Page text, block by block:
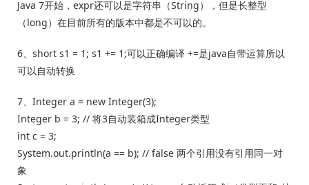
Java 7开始，expr还可以是字符串（String），但是长整型
（long）在目前所有的版本中都是不可以的。
6、short s1 = 1; s1 += 1;可以正确编译 +=是java自带运算所以
可以自动转换
7、Integer a = new Integer(3);
Integer b = 3; // 将3自动装箱成Integer类型
int c = 3;
System.out.println(a == b); // false 两个引用没有引用同一对
象